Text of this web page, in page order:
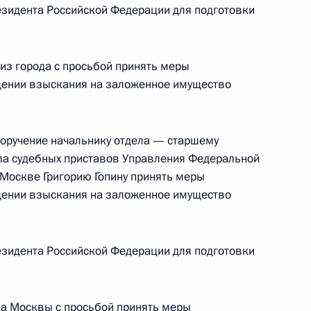
Федерации начальником Экспертного
данного по итогам личного приёма
Краснодарского края, проведённого
Федерации помощником Президента
Контрольного управления Президента
Российской Федерации для подготовки
города с просьбой принять меры
взыскания на заложенное имущество
начальнику отдела — старшему
судебных приставов Управления Федеральной
Григорию Гопину принять меры
взыскания на заложенное имущество
Российской Федерации для подготовки
Москвы с просьбой принять меры